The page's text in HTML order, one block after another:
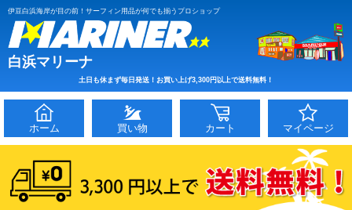
伊豆白浜海岸が目の前！サーフィン用品が何でも揃うプロショップ
白浜マリーナ
土日も休まず毎日発送！お買い上げ3,300円以上で送料無料！
ホーム 買い物 カート マイページ